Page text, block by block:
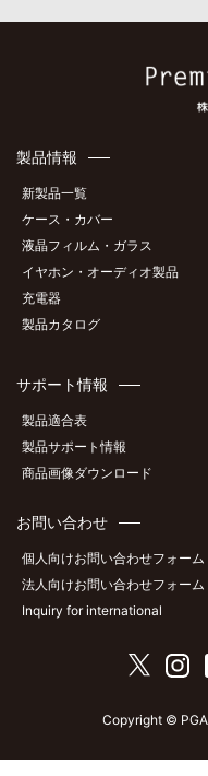
製品情報
新製品一覧
ケース・カバー
液晶フィルム・ガラス
イヤホン・オーディオ製品
充電器
製品カタログ
サポート情報
製品適合表
製品サポート情報
商品画像ダウンロード
お問い合わせ
個人向けお問い合わせフォーム
法人向けお問い合わせフォーム
Inquiry for international
Copyright ©